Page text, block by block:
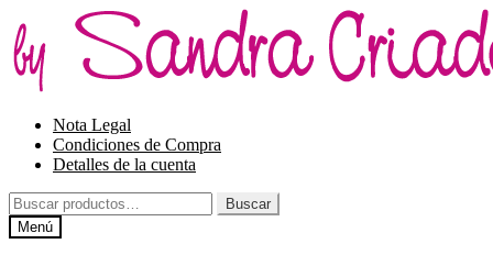
la
navegación
al
contenido
Nota Legal
Condiciones de Compra
Detalles de la cuenta
Buscar
por:
Buscar
Menú